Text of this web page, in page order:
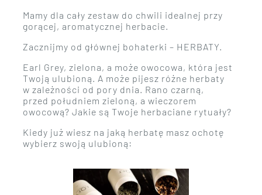
Mamy dla cały zestaw do chwili idealnej przy
gorącej, aromatycznej herbacie.
Zacznijmy od głównej bohaterki – HERBATY.
Earl Grey, zielona, a może owocowa, która jest
Twoją ulubioną. A może pijesz różne herbaty
w zależności od pory dnia. Rano czarną,
przed południem zieloną, a wieczorem
owocową? Jakie są Twoje herbaciane rytuały?
Kiedy już wiesz na jaką herbatę masz ochotę
wybierz swoją ulubioną: